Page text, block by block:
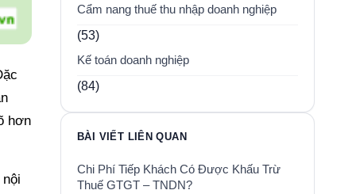
hơn
Cẩm nang thuế thu nhập doanh nghiệp
(53)
Kế toán doanh nghiệp
(84)
BÀI VIẾT LIÊN QUAN
Chi Phí Tiếp Khách Có Được Khấu Trừ
Thuế GTGT – TNDN?